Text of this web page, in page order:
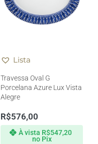
Lista
Travessa Oval G
Porcelana Azure Lux Vista
Alegre
R$576,00
À vista R$547,20
no Pix